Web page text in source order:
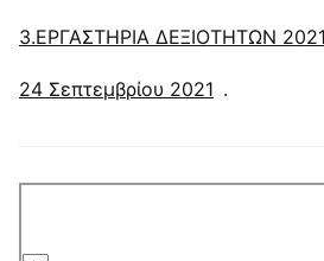
3.ΕΡΓΑΣΤΗΡΙΑ ΔΕΞΙΟΤΗΤΩΝ
24 Σεπτεμβρίου 2021 .